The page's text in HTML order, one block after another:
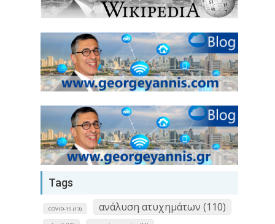
Tags
COVID-19 (13) ανάλυση ατυχημάτων (110)